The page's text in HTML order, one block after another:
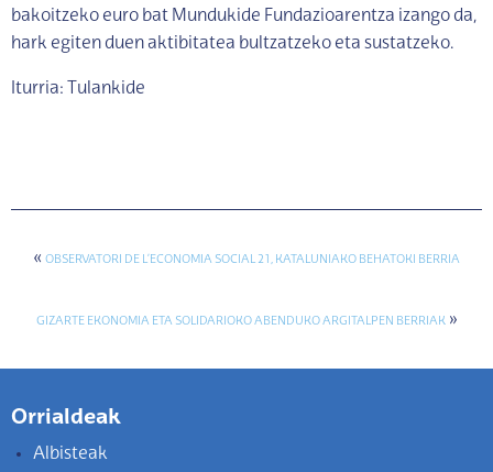
bakoitzeko euro bat Mundukide Fundazioarentza izango da,
hark egiten duen aktibitatea bultzatzeko eta sustatzeko.
Iturria: Tulankide
« OBSERVATORI DE L’ECONOMIA SOCIAL 21, KATALUNIAKO BEHATOKI BERRIA
GIZARTE EKONOMIA ETA SOLIDARIOKO ABENDUKO ARGITALPEN BERRIAK»
Orrialdeak
Albisteak